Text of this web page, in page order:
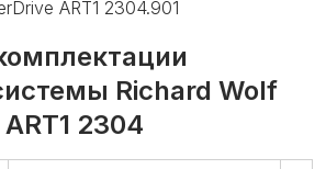
ART1 2304.901
Richard Wolf
2304